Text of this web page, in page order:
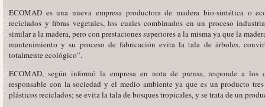
ECOMAD es una nueva empresa productora de madera bio-sintética o
reciclados y fibras vegetales, los cuales combinados en un proceso
similar a la madera, pero con prestaciones superiores a la misma ya que la
mantenimiento y su proceso de fabricación evita la tala de árboles,
totalmente ecológico”.
ECOMAD, según informó la empresa en nota de prensa, responde a los
responsable con la sociedad y el medio ambiente ya que es un producto
plásticos reciclados; se evita la tala de bosques tropicales, y se trata de un